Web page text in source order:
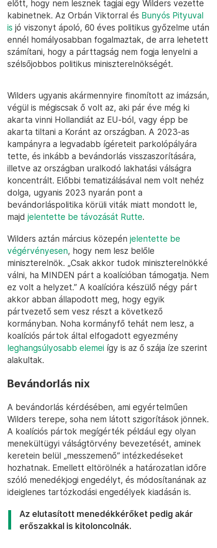
előtt, hogy nem lesznek tagjai egy Wilders vezette
kabinetnek. Az Orbán Viktorral és Bunyós Pityuval
is jó viszonyt ápoló, 60 éves politikus győzelme után
ennél homályosabban fogalmaztak, de arra lehetett
számítani, hogy a párttagság nem fogja lenyelni a
szélsőjobbos politikus miniszterelnökségét.
Wilders ugyanis akármennyire finomított az imázsán,
végül is mégiscsak ő volt az, aki pár éve még ki
akarta vinni Hollandiát az EU-ból, vagy épp be
akarta tiltani a Koránt az országban. A 2023-as
kampányra a legvadabb ígéreteit parkolópályára
tette, és inkább a bevándorlás visszaszorítására,
illetve az országban uralkodó lakhatási válságra
koncentrált. Előbbi tematizálásával nem volt nehéz
dolga, ugyanis 2023 nyarán pont a
bevándorláspolitika körüli viták miatt mondott le,
majd jelentette be távozását Rutte.
Wilders aztán március közepén jelentette be
végérvényesen, hogy nem lesz belőle
miniszterelnök. „Csak akkor tudok miniszterelnökké
válni, ha MINDEN párt a koalícióban támogatja. Nem
ez volt a helyzet.” A koalícióra készülő négy párt
akkor abban állapodott meg, hogy egyik
pártvezető sem vesz részt a következő
kormányban. Noha kormányfő tehát nem lesz, a
koalíciós pártok által elfogadott egyezmény
leghangsúlyosabb elemei így is az ő szája íze szerint
alakultak.
Bevándorlás nix
A bevándorlás kérdésében, ami egyértelműen
Wilders terepe, soha nem látott szigorítások jönnek.
A koalíciós pártok megígérték például egy olyan
menekültügyi válságtörvény bevezetését, aminek
keretein belül „messzemenő” intézkedéseket
hozhatnak. Emellett eltörölnék a határozatlan időre
szóló menedékjogi engedélyt, és módosítanának az
ideiglenes tartózkodási engedélyek kiadásán is.
Az elutasított menedékkérőket pedig akár
erőszakkal is kitoloncolnák.